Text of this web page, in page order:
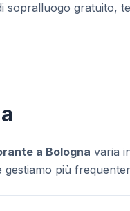
sopralluogo gratuito,
a Bologna varia
più